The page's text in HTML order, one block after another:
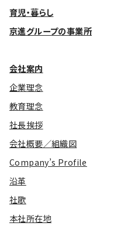
安全・安心にお通いいただく
活動報告
メッセージアーカイブス
育児・暮らし
京進グループの事業所
会社案内
企業理念
教育理念
社長挨拶
会社概要／組織図
Company’s Profile
沿革
社歌
本社所在地